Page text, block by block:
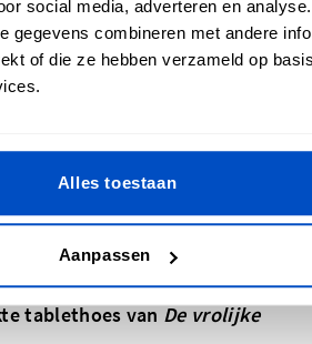
social media, adverteren en
gegevens combineren met andere
of die ze hebben verzameld op
Alles toestaan
Aanpassen
tablethoes van De vrolijke